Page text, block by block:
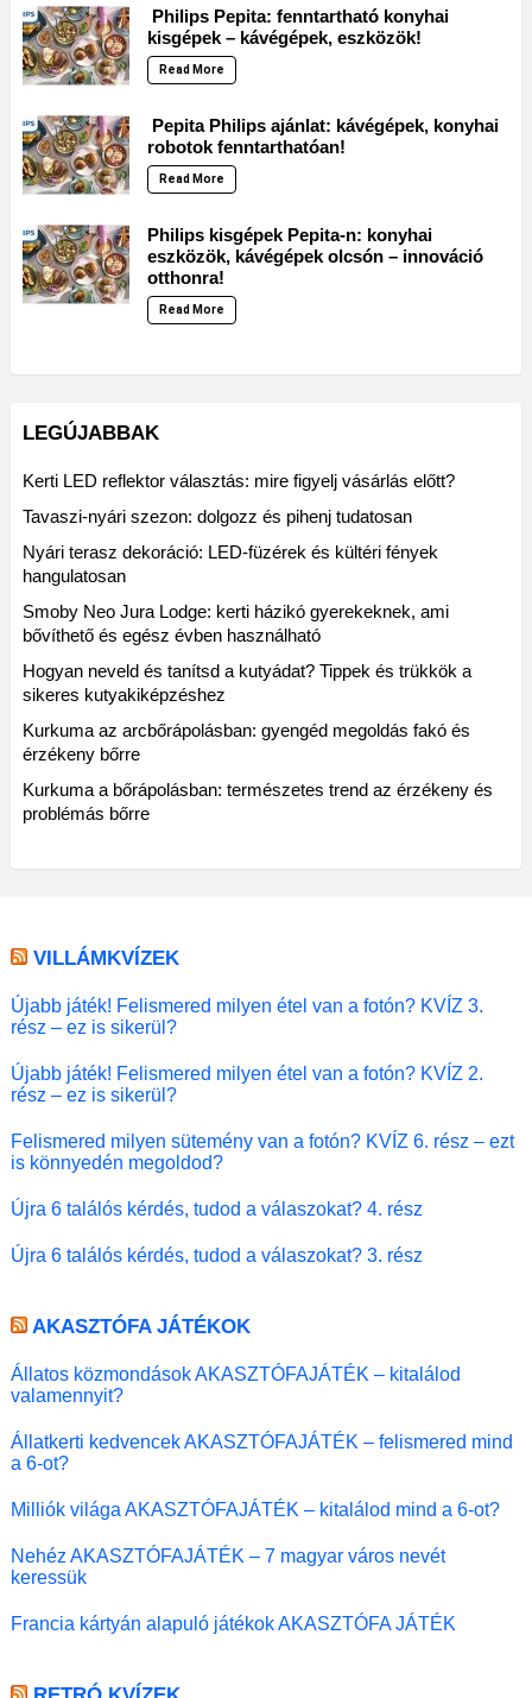
Philips Pepita: fenntartható konyhai
kisgépek – kávégépek, eszközök!
Read More
Pepita Philips ajánlat: kávégépek, konyhai
robotok fenntarthatóan!
Read More
Philips kisgépek Pepita-n: konyhai
eszközök, kávégépek olcsón – innováció
otthonra!
Read More
LEGÚJABBAK
Kerti LED reflektor választás: mire figyelj vásárlás előtt?
Tavaszi-nyári szezon: dolgozz és pihenj tudatosan
Nyári terasz dekoráció: LED-füzérek és kültéri fények
hangulatosan
Smoby Neo Jura Lodge: kerti házikó gyerekeknek, ami
bővíthető és egész évben használható
Hogyan neveld és tanítsd a kutyádat? Tippek és trükkök a
sikeres kutyakiképzéshez
Kurkuma az arcbőrápolásban: gyengéd megoldás fakó és
érzékeny bőrre
Kurkuma a bőrápolásban: természetes trend az érzékeny és
problémás bőrre
VILLÁMKVÍZEK
Újabb játék! Felismered milyen étel van a fotón? KVÍZ 3.
rész – ez is sikerül?
Újabb játék! Felismered milyen étel van a fotón? KVÍZ 2.
rész – ez is sikerül?
Felismered milyen sütemény van a fotón? KVÍZ 6. rész – ezt
is könnyedén megoldod?
Újra 6 találós kérdés, tudod a válaszokat? 4. rész
Újra 6 találós kérdés, tudod a válaszokat? 3. rész
AKASZTÓFA JÁTÉKOK
Állatos közmondások AKASZTÓFAJÁTÉK – kitalálod
valamennyit?
Állatkerti kedvencek AKASZTÓFAJÁTÉK – felismered mind
a 6-ot?
Milliók világa AKASZTÓFAJÁTÉK – kitalálod mind a 6-ot?
Nehéz AKASZTÓFAJÁTÉK – 7 magyar város nevét
keressük
Francia kártyán alapuló játékok AKASZTÓFA JÁTÉK